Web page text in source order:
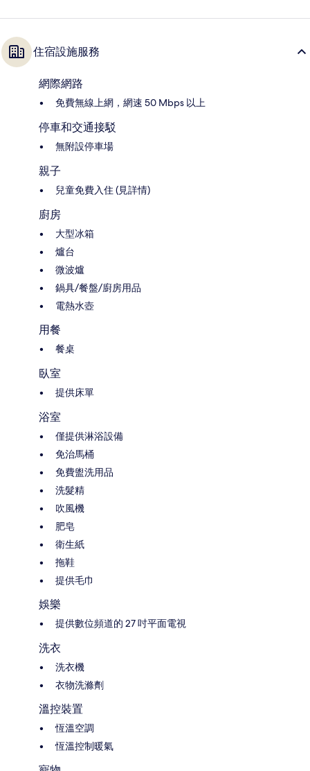
住宿設施服務
網際網路
免費無線上網，網速 50 Mbps 以上
停車和交通接駁
無附設停車場
親子
兒童免費入住 (見詳情)
廚房
大型冰箱
爐台
微波爐
鍋具/餐盤/廚房用品
電熱水壺
用餐
餐桌
臥室
提供床單
浴室
僅提供淋浴設備
免治馬桶
免費盥洗用品
洗髮精
吹風機
肥皂
衛生紙
拖鞋
提供毛巾
娛樂
提供數位頻道的 27 吋平面電視
洗衣
洗衣機
衣物洗滌劑
溫控裝置
恆溫空調
恆溫控制暖氣